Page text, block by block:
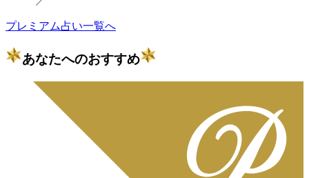
プレミアム占い一覧へ
あなたへのおすすめ